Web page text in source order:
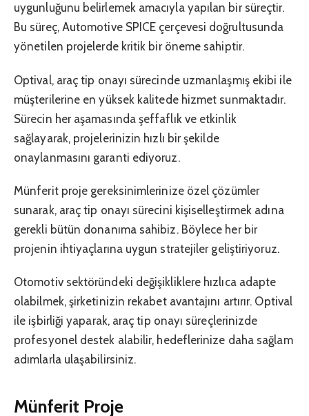
uygunluğunu belirlemek amacıyla yapılan bir süreçtir.
Bu süreç, Automotive SPICE çerçevesi doğrultusunda
yönetilen projelerde kritik bir öneme sahiptir.
Optival, araç tip onayı sürecinde uzmanlaşmış ekibi ile
müşterilerine en yüksek kalitede hizmet sunmaktadır.
Sürecin her aşamasında şeffaflık ve etkinlik
sağlayarak, projelerinizin hızlı bir şekilde
onaylanmasını garanti ediyoruz.
Münferit proje gereksinimlerinize özel çözümler
sunarak, araç tip onayı sürecini kişiselleştirmek adına
gerekli bütün donanıma sahibiz. Böylece her bir
projenin ihtiyaçlarına uygun stratejiler geliştiriyoruz.
Otomotiv sektöründeki değişikliklere hızlıca adapte
olabilmek, şirketinizin rekabet avantajını artırır. Optival
ile işbirliği yaparak, araç tip onayı süreçlerinizde
profesyonel destek alabilir, hedeflerinize daha sağlam
adımlarla ulaşabilirsiniz.
Münferit Proje